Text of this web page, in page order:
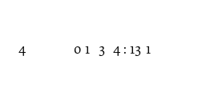
4 0 1 3 4 : 13 1